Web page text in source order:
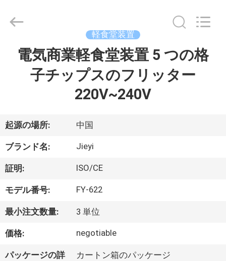
ダ
ク
ト
ビ
デ
Guangzhou
軽食堂装置
電気商業軽食堂装置 5 つの格
子チップスのフリッター
220V~240V
起源の場所: 中国
ブランド名: Jieyi
証明: ISO/CE
モデル番号: FY-622
最小注文数量: 3 単位
価格: negotiable
パッケージの詳
カートン箱のパッケージ